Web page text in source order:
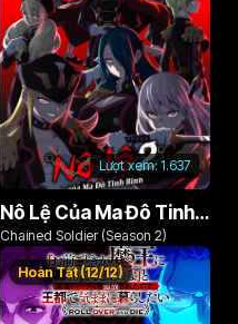
Lượt xem: 1.637
Nô Lệ Của Ma Đô Tinh Binh (Phần 2)
Chained Soldier (Season 2)
Hoàn Tất (12/12)